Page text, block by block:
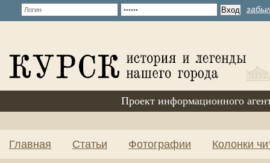
Проект информационного
Главная Статьи Фотографии Колонки